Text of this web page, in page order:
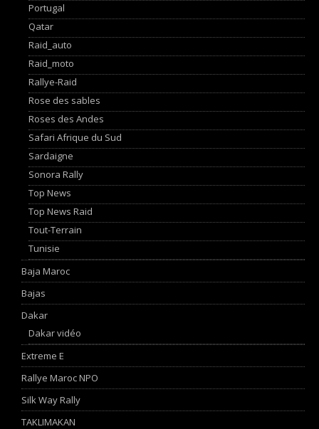
Portugal
Qatar
Raid_auto
Raid_moto
Rallye-Raid
Rose des sables
Roses des Andes
Safari Afrique du Sud
Sardaigne
Sonora Rally
Top News
Top News Raid
Tout-Terrain
Tunisie
Baja Maroc
Bajas
Dakar
Dakar vidéo
Extreme E
Rallye Maroc NPO
Silk Way Rally
TAKLIMAKAN